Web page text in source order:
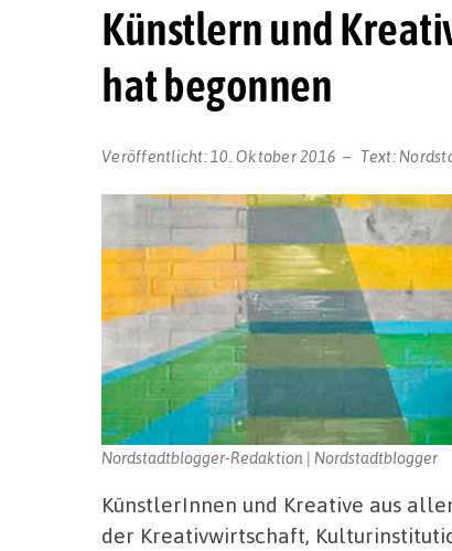
Künstlern und
hat begonnen
Veröffentlicht: 10. Oktober 2016 Text:
Nordstadtblogger-Redaktion | Nordstadtblogger
KünstlerInnen und Kreative aus
der Kreativwirtschaft,